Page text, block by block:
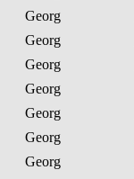
Georg
Georg
Georg
Georg
Georg
Georg
Georg